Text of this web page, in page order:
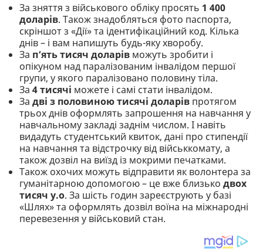
За зняття з військового обліку просять 1 400
доларів. Також знадобляться фото паспорта,
скріншот з «Дії» та ідентифікаційний код. Кілька
днів – і вам напишуть будь-яку хворобу.
За п’ять тисяч доларів можуть зробити і
опікуном над паралізованим інвалідом першої
групи, у якого паралізовано половину тіла.
За 4 тисячі можете і самі стати інвалідом.
Задві з половиною тисячі доларів протягом
трьох днів оформлять запрошення на навчання у
навчальному закладі заднім числом. І навіть
видадуть студентський квиток, дані про стипендії
на навчання та відстрочку від військкомату, а
також дозвіл на виїзд із мокрими печатками.
Також охочих можуть відправити як волонтера за
гуманітарною допомогою – це вже близькодвох
тисяч у.о. За шість годин зареєструють у базі
«Шлях» та оформлять дозвіл воїна на міжнародні
перевезення у військовий стан.